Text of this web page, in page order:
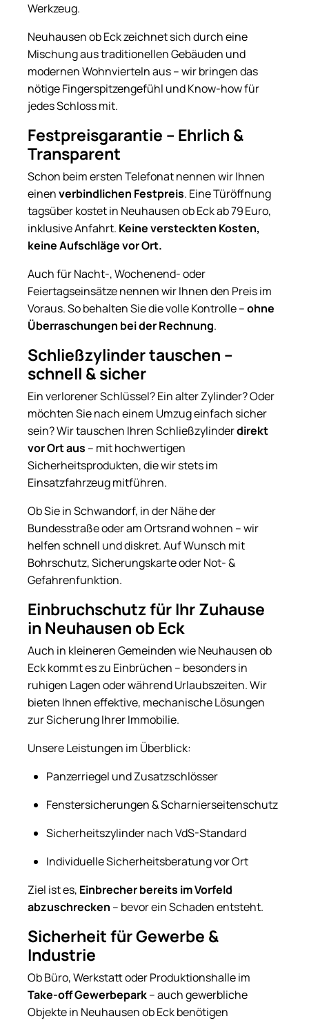
Werkzeug.
Neuhausen ob Eck zeichnet sich durch eine
Mischung aus traditionellen Gebäuden und
modernen Wohnvierteln aus – wir bringen das
nötige Fingerspitzengefühl und Know-how für
jedes Schloss mit.
Festpreisgarantie – Ehrlich &
Transparent
Schon beim ersten Telefonat nennen wir Ihnen
einenverbindlichen Festpreis. Eine Türöffnung
tagsüber kostet in Neuhausen ob Eck ab 79 Euro,
inklusive Anfahrt. Keine versteckten Kosten,
keine Aufschläge vor Ort.
Auch für Nacht-, Wochenend- oder
Feiertagseinsätze nennen wir Ihnen den Preis im
Voraus. So behalten Sie die volle Kontrolle –ohne
Überraschungen bei der Rechnung.
Schließzylinder tauschen –
schnell & sicher
Ein verlorener Schlüssel? Ein alter Zylinder? Oder
möchten Sie nach einem Umzug einfach sicher
sein? Wir tauschen Ihren Schließzylinderdirekt
vor Ort aus – mit hochwertigen
Sicherheitsprodukten, die wir stets im
Einsatzfahrzeug mitführen.
Ob Sie in Schwandorf, in der Nähe der
Bundesstraße oder am Ortsrand wohnen – wir
helfen schnell und diskret. Auf Wunsch mit
Bohrschutz, Sicherungskarte oder Not- &
Gefahrenfunktion.
Einbruchschutz für Ihr Zuhause
in Neuhausen ob Eck
Auch in kleineren Gemeinden wie Neuhausen ob
Eck kommt es zu Einbrüchen – besonders in
ruhigen Lagen oder während Urlaubszeiten. Wir
bieten Ihnen effektive, mechanische Lösungen
zur Sicherung Ihrer Immobilie.
Unsere Leistungen im Überblick:
Panzerriegel und Zusatzschlösser
Fenstersicherungen & Scharnierseitenschutz
Sicherheitszylinder nach VdS-Standard
Individuelle Sicherheitsberatung vor Ort
Ziel ist es, Einbrecher bereits im Vorfeld
abzuschrecken – bevor ein Schaden entsteht.
Sicherheit für Gewerbe &
Industrie
Ob Büro, Werkstatt oder Produktionshalle im
Take-off Gewerbepark– auch gewerbliche
Objekte in Neuhausen ob Eck benötigen